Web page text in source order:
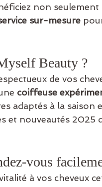
non
sur-mesure
Beauty ?
de vos
coiffeuse
adaptés à la saison
et nouveautés 2025
vous
à vos cheveux